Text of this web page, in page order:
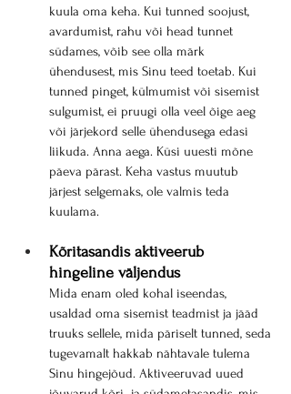
kuula oma keha. Kui tunned soojust,
avardumist, rahu või head tunnet
südames, võib see olla märk
ühendusest, mis Sinu teed toetab. Kui
tunned pinget, külmumist või sisemist
sulgumist, ei pruugi olla veel õige aeg
või järjekord selle ühendusega edasi
liikuda. Anna aega. Küsi uuesti mõne
päeva pärast. Keha vastus muutub
järjest selgemaks, ole valmis teda
kuulama.
Kõritasandis aktiveerub
hingeline väljendus
Mida enam oled kohal iseendas,
usaldad oma sisemist teadmist ja jääd
truuks sellele, mida päriselt tunned, seda
tugevamalt hakkab nähtavale tulema
Sinu hingejõud. Aktiveeruvad uued